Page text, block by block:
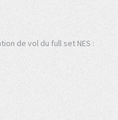
de vol du full set NES :